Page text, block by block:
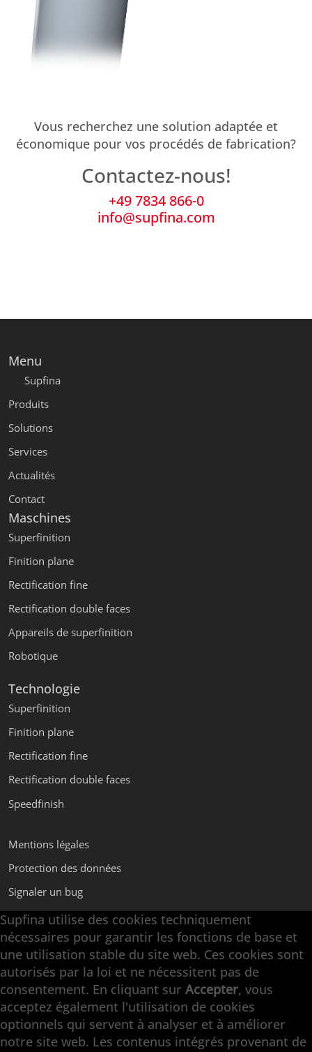
Vous recherchez une solution adaptée et
économique pour vos procédés de fabrication?
Contactez-nous!
+49 7834 866-0
info@supfina.com
Menu
Supfina
Produits
Solutions
Services
Actualités
Contact
Maschines
Superfinition
Finition plane
Rectification fine
Rectification double faces
Appareils de superfinition
Robotique
Technologie
Superfinition
Finition plane
Rectification fine
Rectification double faces
Speedfinish
Mentions légales
Protection des données
Signaler un bug
Supfina Appareils de Superfinition
Supfina Partner Portal
Supfina Grieshaber GmbH & Co. KG
Schmelzegrün 7
77709 Wolfach / Allemagne
+49 7834 866-0
Supfina utilise des cookies techniquement
nécessaires pour garantir les fonctions de base et
une utilisation stable du site web. Ces cookies sont
autorisés par la loi et ne nécessitent pas de
consentement. En cliquant sur Accepter, vous
acceptez également l'utilisation de cookies
optionnels qui servent à analyser et à améliorer
notre site web. Les contenus intégrés provenant de